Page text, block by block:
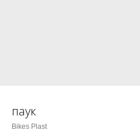
паук
Bikes Plast